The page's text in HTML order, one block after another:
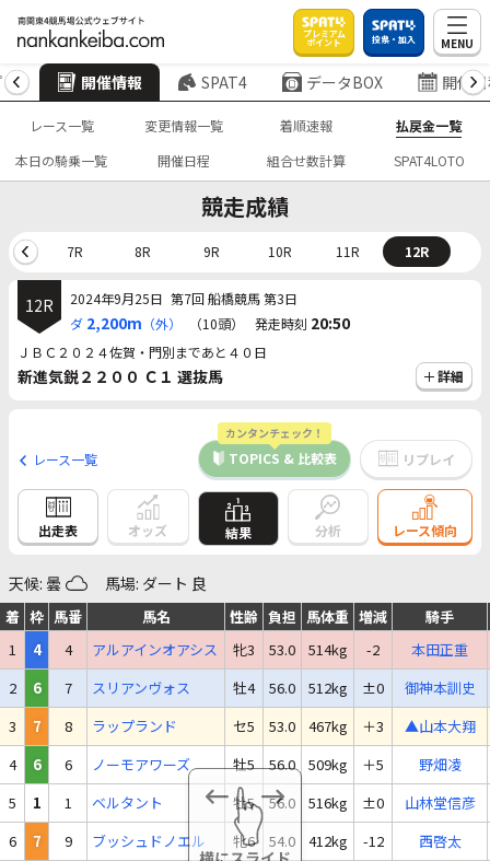
プレミアム
ポイント 投票・加入 MENU
開催情報 SPAT4 データBOX 開催
レース一覧 変更情報一覧 着順速報
払戻金一覧
本日の騎乗一覧
開催日程 組合せ数計算 SPAT4LOTO
競走成績
7R 8R 9R 10R 11R 12R
12R 2024年9月25日 第7回 船橋競馬 第3日
ダ 2,200m （外） （10頭） 発走時刻 20:50
ＪＢＣ２０２４佐賀・門別まであと４０日
新進気鋭２２００ Ｃ１ 選抜馬 詳細
レース一覧
カンタンチェック！
TOPICS & 比較表 リプレイ
出走表 オッズ 結果 分析 レース傾向
天候: 曇 馬場: ダート 良
着 枠 馬番 馬名 性齢 負担 馬体重 増減
騎手
1
4 4 アルアインオアシス 牝3 53.0 514kg -2
本田正重
2
6 7 スリアンヴォス 牡4 56.0 512kg ±0
御神本訓史
3
7 8 ラップランド セ5 53.0 467kg ＋3
▲山本大翔
4
6 6 ノーモアワーズ 牡5 56.0 509kg ＋5
野畑凌
5
1 1 ベルタント 牡5 56.0 516kg ±0
山林堂信彦
6
7 9 ブッシュドノエル 牝6 54.0 412kg -12
西啓太